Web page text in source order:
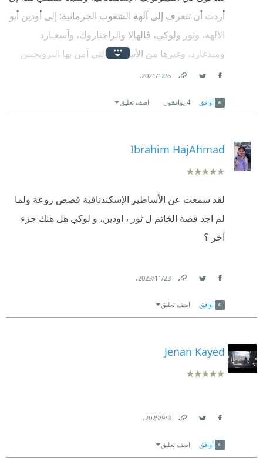
أردت أن تتعرف إلى آلهة الشعوب الجرمانية: إلى أودين أبو
الآلهة، وثور ولوكي، ڤالهالا والراجناروك، وآسغـارد
وميدغارد، وغيرها من الأساطير التي آمن بها النرويجيين
على شكل قصص قصيرة.
6‏/12‏/2021
.
أوافق 4 يوافقون اضف تعليق
Ibrahim HajAhmad
لقد سمعت عن الأساطير الإسكندنافية قصص روعة ولما
لم اجد قصة الخاتم ل ثور ، اودين، و لوكي هل هنك جزء
آخر ؟
23‏/11‏/2023
.
أوافق اضف تعليق
Jenan Kayed
3‏/9‏/2025
.
أوافق اضف تعليق